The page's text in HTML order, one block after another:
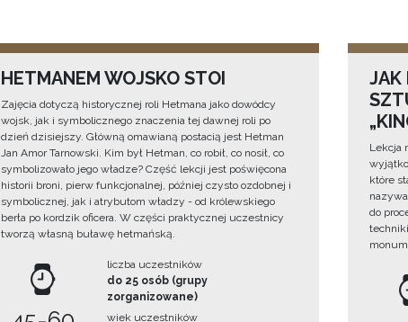
HETMANEM WOJSKO STOI
Zajęcia dotyczą historycznej roli Hetmana jako dowódcy
wojsk, jak i symbolicznego znaczenia tej dawnej roli po
dzień dzisiejszy. Główną omawianą postacią jest Hetman
Jan Amor Tarnowski. Kim był Hetman, co robił, co nosił, co
symbolizowało jego władze? Część lekcji jest poświęcona
historii broni, pierw funkcjonalnej, później czysto ozdobnej i
symbolicznej, jak i atrybutom władzy - od królewskiego
berła po kordzik oficera. W części praktycznej uczestnicy
tworzą własną buławę hetmańską.
liczba uczestników
do 25 osób (grupy
zorganizowane)
wiek uczestników
JAK
Lekcja
które
do